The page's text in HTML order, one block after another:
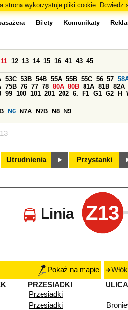
strona wykorzystuje pliki cookie. Dowiedz
Bilety Komunikaty
11 12 13 14 15 16 41 43 45
53C 53B 54B 55A 55B 55C 56 57
75B 76 77 78 80A 80B 81A 81B 82A
99 100 101 201 202 6. F1 G1 G2 H
N6 N7A N7B N8 N9
Utrudnienia Przystanki
Linia Z13
Pokaż na mapie
PRZESIADKI
Przesiadki
Przesiadki
ULICA